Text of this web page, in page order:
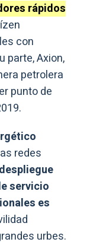
rápidos
con
parte, Axion,
petrolera
punto de
redes
despliegue
servicio
es
urbes.